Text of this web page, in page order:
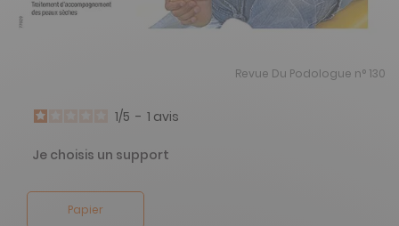
Revue Du Podologue n° 130
1/5 - 1 avis
Je choisis un support
Papier